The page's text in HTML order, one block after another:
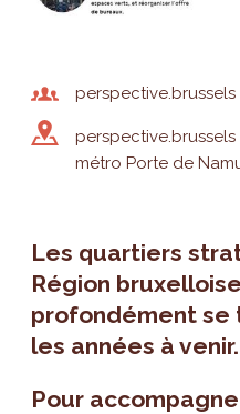
perspective.brussels
métro Porte de
Les quartiers
Région
profondément se
les années à venir.
Pour